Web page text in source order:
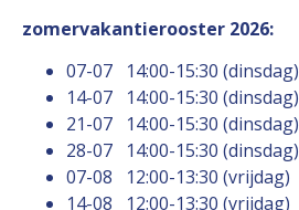
zomervakantierooster 2026:
07-07 14:00-15:30 (dinsdag)
14-07 14:00-15:30 (dinsdag)
21-07 14:00-15:30 (dinsdag)
28-07 14:00-15:30 (dinsdag)
07-08 12:00-13:30 (vrijdag)
14-08 12:00-13:30 (vrijdag)